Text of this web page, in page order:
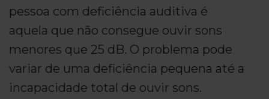
pessoa com deficiência auditiva é
aquela que não consegue ouvir sons
menores que 25 dB. O problema pode
variar de uma deficiência pequena até a
incapacidade total de ouvir sons.